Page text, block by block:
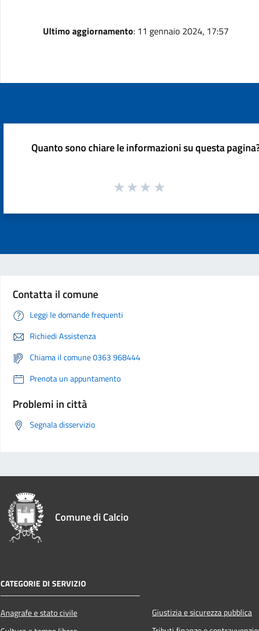
Ultimo aggiornamento: 11 gennaio 2024, 17:57
Quanto sono chiare le informazioni su questa
Contatta il comune
Leggi le domande frequenti
Richiedi Assistenza
Chiama il comune 0363 968444
Prenota un appuntamento
Problemi in città
Segnala disservizio
Comune di Calcio
CATEGORIE DI SERVIZIO
Anagrafe e stato civile
Giustizia e sicurezza pubblica